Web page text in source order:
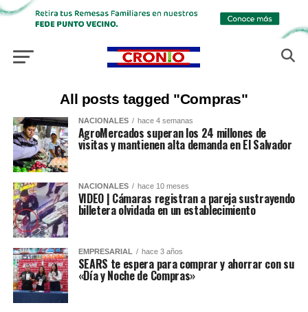
All posts tagged "Compras"
NACIONALES hace 4 semanas
AgroMercados superan los 24 millones de
visitas y mantienen alta demanda en El Salvador
NACIONALES hace 10 meses
VIDEO | Cámaras registran a pareja sustrayendo
billetera olvidada en un establecimiento
EMPRESARIAL hace 3 años
SEARS te espera para comprar y ahorrar con su
«Día y Noche de Compras»